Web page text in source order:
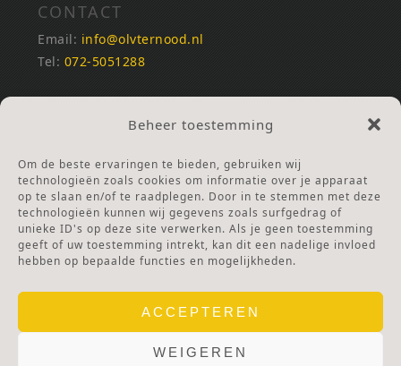
Beheer toestemming
Om de beste ervaringen te bieden, gebruiken wij
technologieën zoals cookies om informatie over je apparaat
op te slaan en/of te raadplegen. Door in te stemmen met deze
technologieën kunnen wij gegevens zoals surfgedrag of
unieke ID's op deze site verwerken. Als je geen toestemming
geeft of uw toestemming intrekt, kan dit een nadelige invloed
hebben op bepaalde functies en mogelijkheden.
ACCEPTEREN
WEIGEREN
CONTACT
Email: info@olvternood.nl
Tel: 072-5051288
REKENINGNUMMERS
NL25INGB0000672168
Ga naar Doneren
ANBI Stichting
RSIN nummer:002832987